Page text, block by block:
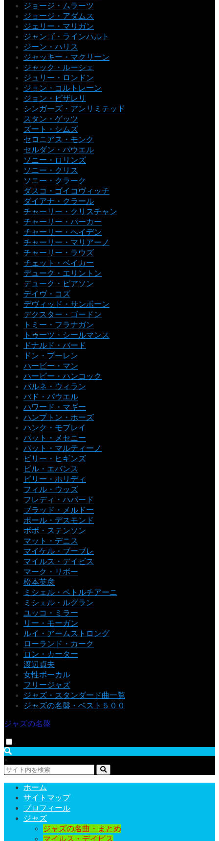
ジョージ・ムラーツ
ジョージ・アダムス
ジェリー・マリガン
ジャンゴ・ラインハルト
ジーン・ハリス
ジャッキー・マクリーン
ジャック・ルーシェ
ジュリー・ロンドン
ジョン・コルトレーン
ジョン・ピザレリ
シンガーズ・アンリミテッド
スタン・ゲッツ
ズート・シムズ
セロニアス・モンク
セルダン・パウエル
ソニー・ロリンズ
ソニー・クリス
ソニー・クラーク
ダスコ・ゴイコヴィッチ
ダイアナ・クラール
チャーリー・クリスチャン
チャーリー・パーカー
チャーリー・ヘイデン
チャーリー・マリアーノ
チャーリー・ラウズ
チェット・ベイカー
デューク・エリントン
デューク・ピアソン
デイヴ・コズ
デヴィッド・サンボーン
デクスター・ゴードン
トミー・フラナガン
トゥーツ・シールマンス
ドナルド・バード
ドン・プーレン
ハービー・マン
ハービー・ハンコック
バルネ・ウィラン
バド・パウエル
ハワード・マギー
ハンプトン・ホーズ
ハンク・モブレイ
パット・メセニー
パット・マルティーノ
ビリー・ヒギンズ
ビル・エバンス
ビリー・ホリディ
フィル・ウッズ
フレディ・ハバード
ブラッド・メルドー
ポール・デスモンド
ボボ・ステンソン
マット・デニス
マイケル・ブーブレ
マイルス・デイビス
マーク・リボー
松本英彦
ミシェル・ペトルチアーニ
ミシェル・ルグラン
ユッコ・ミラー
リー・モーガン
ルイ・アームストロング
ローランド・カーク
ロン・カーター
渡辺貞夫
女性ボーカル
フリージャズ
ジャズ・スタンダード曲一覧
ジャズの名盤・ベスト５００
ジャズの名盤
×
ホーム
サイトマップ
プロフィール
ジャズ
ジャズの名曲・まとめ
マイルス・デイビス